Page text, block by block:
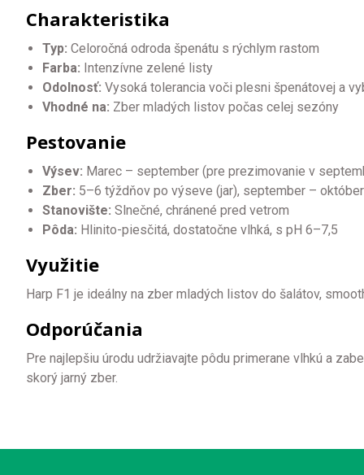
Charakteristika
Typ: Celoročná odroda špenátu s rýchlym rastom
Farba: Intenzívne zelené listy
Odolnosť: Vysoká tolerancia voči plesni špenátovej a
Vhodné na: Zber mladých listov počas celej sezóny
Pestovanie
Výsev: Marec – september (pre prezimovanie v
Zber: 5–6 týždňov po výseve (jar), september –
Stanovište: Slnečné, chránené pred vetrom
Pôda: Hlinito-piesčitá, dostatočne vlhká, s pH 6–7,5
Využitie
Harp F1 je ideálny na zber mladých listov do šalátov,
Odporúčania
Pre najlepšiu úrodu udržiavajte pôdu primerane vlhkú a
skorý jarný zber.